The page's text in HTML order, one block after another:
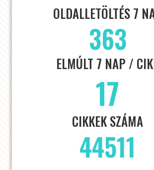
OLDALLETÖLTÉS 7
363
ELMÚLT 7 NAP /
17
CIKKEK SZÁMA
44511